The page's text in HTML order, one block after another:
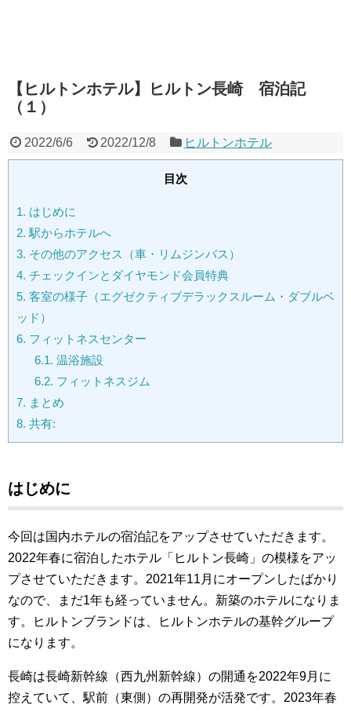
【ヒルトンホテル】ヒルトン長崎 宿泊記
（１）
2022/6/6 2022/12/8 ヒルトンホテル
目次
1. はじめに
2. 駅からホテルへ
3. その他のアクセス（車・リムジンバス）
4. チェックインとダイヤモンド会員特典
5. 客室の様子（エグゼクティブデラックスルーム・ダブルベ
ッド）
6. フィットネスセンター
6.1. 温浴施設
6.2. フィットネスジム
7. まとめ
8. 共有:
はじめに
今回は国内ホテルの宿泊記をアップさせていただきます。
2022年春に宿泊したホテル「ヒルトン長崎」の模様をアッ
プさせていただきます。2021年11月にオープンしたばかり
なので、まだ1年も経っていません。新築のホテルになりま
す。ヒルトンブランドは、ヒルトンホテルの基幹グループ
になります。
長崎は長崎新幹線（西九州新幹線）の開通を2022年9月に
控えていて、駅前（東側）の再開発が活発です。2023年春